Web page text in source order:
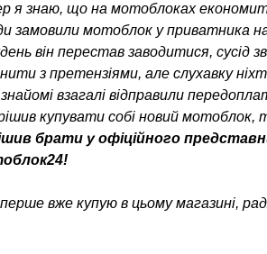
я знаю, що на мотоблоках
замовили мотоблок у приватника
він перестав заводитися, сусід
з претензіями, але слухавку
знайомі взагалі відправили
купувати собі новий мотоблок,
брати у офіційного
вже купую в цьому магазині,